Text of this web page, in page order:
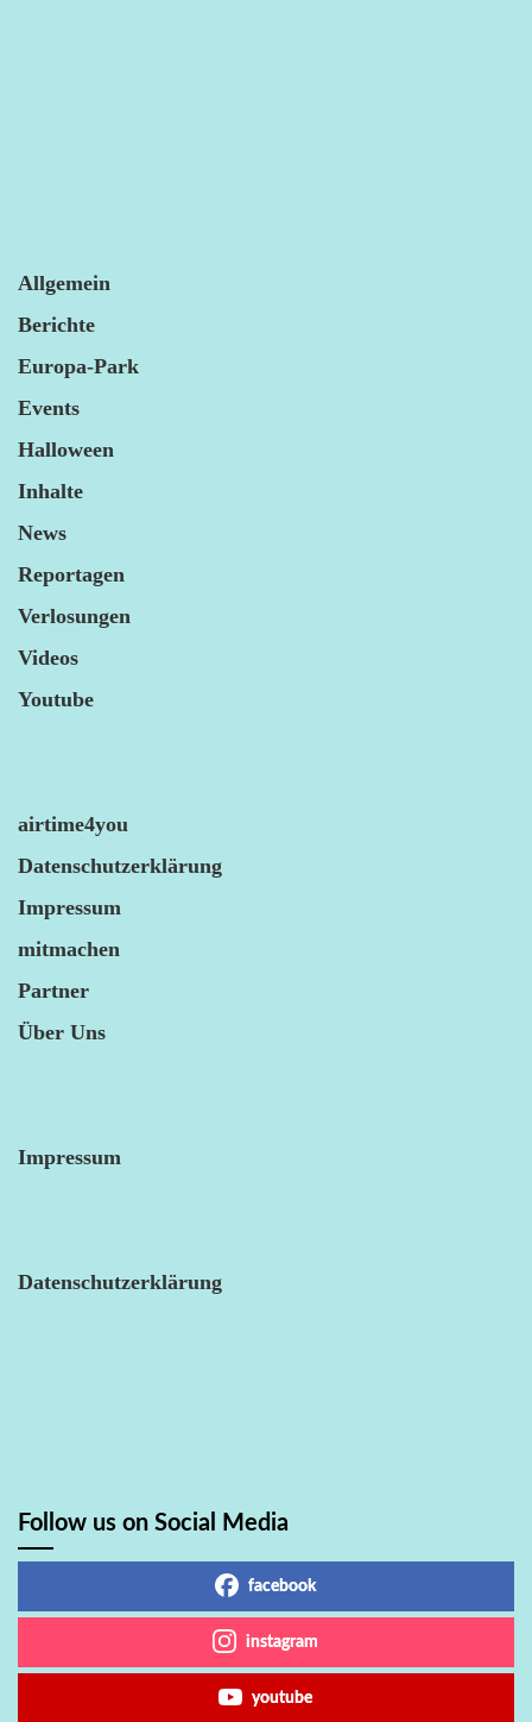
Allgemein
Berichte
Europa-Park
Events
Halloween
Inhalte
News
Reportagen
Verlosungen
Videos
Youtube
airtime4you
Datenschutzerklärung
Impressum
mitmachen
Partner
Über Uns
Impressum
Datenschutzerklärung
Follow us on Social Media
facebook
instagram
youtube